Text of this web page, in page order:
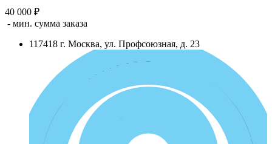
40 000 ₽
- мин. сумма заказа
117418 г. Москва, ул. Профсоюзная, д. 23